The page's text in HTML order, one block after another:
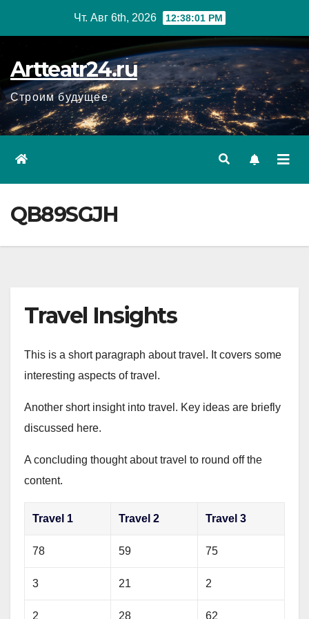
Чт. Авг 6th, 2026 12:38:02 PM
Artteatr24.ru
Строим будущее
QB89SGJH
Travel Insights
This is a short paragraph about travel. It covers some
interesting aspects of travel.
Another short insight into travel. Key ideas are briefly
discussed here.
A concluding thought about travel to round off the
content.
Travel 1 Travel 2 Travel 3
78 59 75
3 21 2
2 28 62